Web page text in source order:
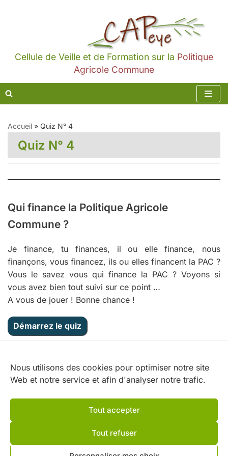
Nous utilisons des cookies pour optimiser notre site
Web et notre service et afin d'analyser notre trafic.
Tout accepter
Tout refuser
contenu
Cellule de Veille et de Formation sur la Politique
Agricole Commune
Accueil » Quiz N° 4
Quiz N° 4
Qui finance la Politique Agricole
Commune ?
Je finance, tu finances, il ou elle finance, nous
finançons, vous financez, ils ou elles financent la PAC ?
Vous le savez vous qui finance la PAC ? Voyons si
vous avez bien tout suivi sur ce point …
A vous de jouer ! Bonne chance !